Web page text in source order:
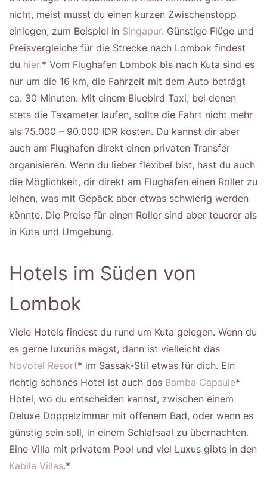
nicht, meist musst du einen kurzen Zwischenstopp
einlegen, zum Beispiel in Singapur. Günstige Flüge und
Preisvergleiche für die Strecke nach Lombok findest
du hier.* Vom Flughafen Lombok bis nach Kuta sind es
nur um die 16 km, die Fahrzeit mit dem Auto beträgt
ca. 30 Minuten. Mit einem Bluebird Taxi, bei denen
stets die Taxameter laufen, sollte die Fahrt nicht mehr
als 75.000 – 90.000 IDR kosten. Du kannst dir aber
auch am Flughafen direkt einen privaten Transfer
organisieren. Wenn du lieber flexibel bist, hast du auch
die Möglichkeit, dir direkt am Flughafen einen Roller zu
leihen, was mit Gepäck aber etwas schwierig werden
könnte. Die Preise für einen Roller sind aber teuerer als
in Kuta und Umgebung.
Hotels im Süden von
Lombok
Viele Hotels findest du rund um Kuta gelegen. Wenn du
es gerne luxuriös magst, dann ist vielleicht das
Novotel Resort* im Sassak-Stil etwas für dich. Ein
richtig schönes Hotel ist auch das Bamba Capsule*
Hotel, wo du entscheiden kannst, zwischen einem
Deluxe Doppelzimmer mit offenem Bad, oder wenn es
günstig sein soll, in einem Schlafsaal zu übernachten.
Eine Villa mit privatem Pool und viel Luxus gibts in den
Kabila Villas.*